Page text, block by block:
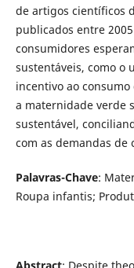
de artigos científicos
publicados entre
consumidores
sustentáveis, como o
incentivo ao
a maternidade verde
sustentável,
com as demandas de
Palavras-Chave:
Roupa infantis;